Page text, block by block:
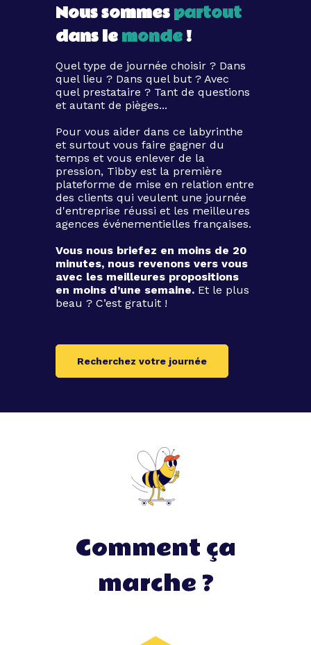
Nous sommespartout
dans lemonde!
Quel type de journée choisir ? Dans
quel lieu ? Dans quel but ? Avec
quel prestataire ? Tant de questions
et autant de pièges...
Pour vous aider dans ce labyrinthe
et surtout vous faire gagner du
temps et vous enlever de la
pression, Tibby est la première
plateforme de mise en relation entre
des clients qui veulent une journée
d'entreprise réussi et les meilleures
agences événementielles françaises.
Vous nous briefez en moins de 20
minutes, nous revenons vers vous
avec les meilleures propositions
en moins d’une semaine. Et le plus
beau ? C’est gratuit !
Recherchez votre journée
Comment ça
marche ?